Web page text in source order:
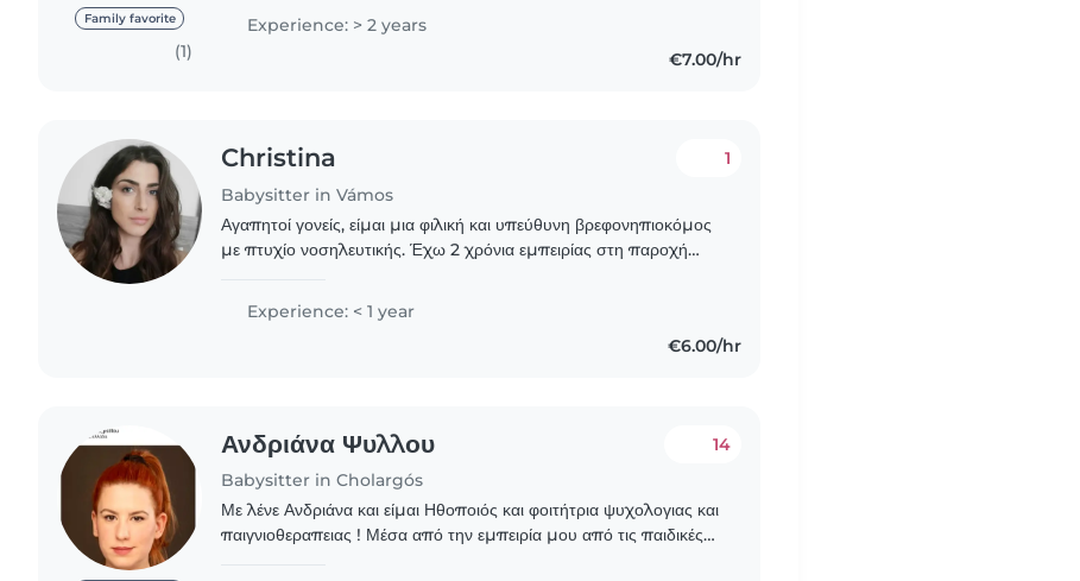
Family favorite
(1)
κατασκηνώσεις σαν ομαδάρχισσα..
Experience: > 2 years
€7.00/hr
Christina
Babysitter in Vámos
1
Αγαπητοί γονείς, είμαι μια φιλική και υπεύθυνη βρεφονηπιοκόμος
με πτυχίο νοσηλευτικής. Έχω 2 χρόνια εμπειρίας στη παροχή
Experience: < 1 year
€6.00/hr
Ανδριάνα Ψυλλου
Babysitter in Cholargós
14
Με λένε Ανδριάνα και είμαι Ηθοποιός και φοιτήτρια ψυχολογιας και
παιγνιοθεραπειας ! Μέσα από την εμπειρία μου από τις παιδικές